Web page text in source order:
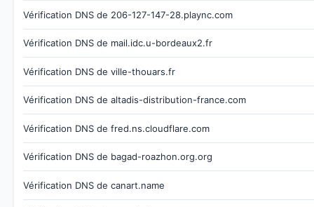
Vérification DNS de 206-127-147-28.plaync.com
Vérification DNS de mail.idc.u-bordeaux2.fr
Vérification DNS de ville-thouars.fr
Vérification DNS de altadis-distribution-france.com
Vérification DNS de fred.ns.cloudflare.com
Vérification DNS de bagad-roazhon.org.org
Vérification DNS de canart.name